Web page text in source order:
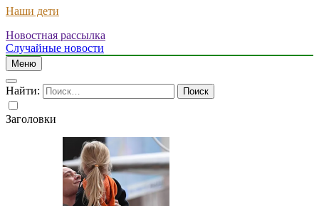
Наши дети
Новостная рассылка
Случайные новости
Меню
Найти:
Заголовки